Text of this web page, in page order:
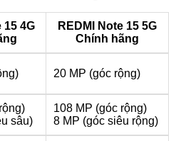
15 4G
REDMI Note 15 5G
Chính hãng
20 MP (góc rộng)
sâu)
108 MP (góc rộng)
8 MP (góc siêu rộng)